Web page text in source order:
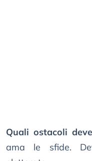
Quali ostacoli
ama le sfide.